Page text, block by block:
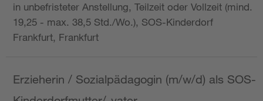
in unbefristeter Anstellung, Teilzeit oder Vollzeit (mind.
19,25 - max. 38,5 Std./Wo.), SOS-Kinderdorf
Frankfurt, Frankfurt
Erzieherin / Sozialpädagogin (m/w/d) als SOS-